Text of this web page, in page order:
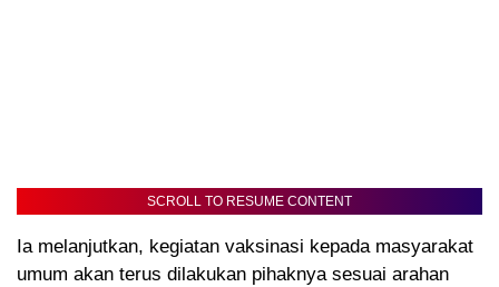
SCROLL TO RESUME CONTENT
Ia melanjutkan, kegiatan vaksinasi kepada masyarakat
umum akan terus dilakukan pihaknya sesuai arahan